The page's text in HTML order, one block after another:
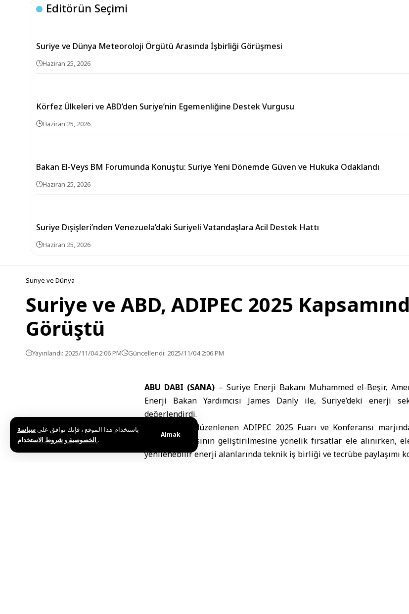
باستخدام هذا الموقع ، فإنك توافق علىسياسة
الخصوصية و .
Almak
Editörün Seçimi
Suriye ve Dünya Meteoroloji Örgütü Arasında İşbirliği Görüşmesi
Haziran 25, 2026
Körfez Ülkeleri ve ABD’den Suriye’nin Egemenliğine Destek Vurgusu
Haziran 25, 2026
Bakan El-Veys BM Forumunda Konuştu: Suriye Yeni Dönemde Güven ve Hukuka Odaklandı
Haziran 25, 2026
Suriye Dışişleri’nden Venezuela’daki Suriyeli Vatandaşlara Acil Destek Hattı
Haziran 25, 2026
Suriye ve Dünya
Suriye ve ABD, ADIPEC 2025
Görüştü
Yayınlandı: 2025/11/04 2:06 PM Güncellendi: 2025/11/04 2:06 PM
ABU DABI (SANA) – Suriye Enerji Bakanı Muhammed el-Beşir,
Enerji Bakan Yardımcısı James Danly ile, Suriye’deki enerji
değerlendirdi.
Abu Dabi’de düzenlenen ADIPEC 2025Fuarı ve Konferansı
enerji altyapısının geliştirilmesine yönelik fırsatlar ele alınırken,
yenilenebilir enerji alanlarında teknik iş birliği ve tecrübe paylaşımı